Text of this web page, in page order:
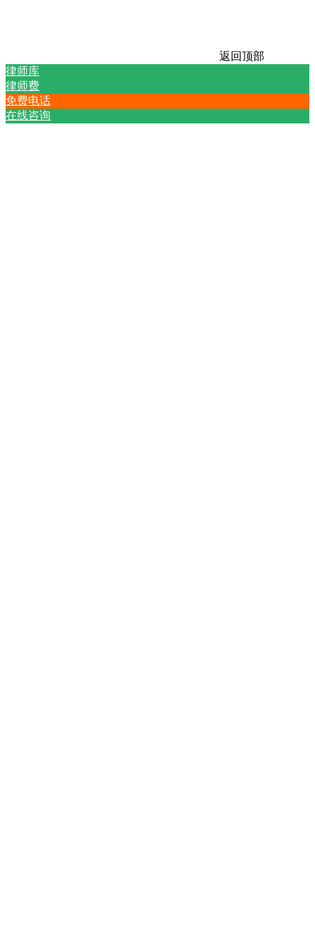
返回顶部
律师库
律师费
免费电话
在线咨询